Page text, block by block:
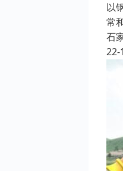
以
常
石
22-